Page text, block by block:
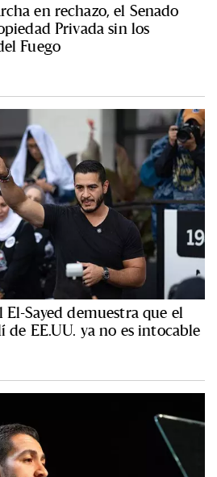
en rechazo, el Senado
Privada sin los
Fuego
Sayed demuestra que el
EE.UU. ya no es intocable